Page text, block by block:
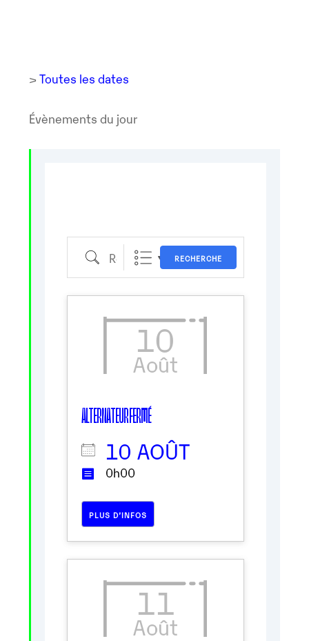
> Toutes les dates
Évènements du jour
Recherche RECHERCHE
10
Août
ALTERNATEUR FERMÉ
10 AOÛT
0h00
PLUS D’INFOS
11
Août